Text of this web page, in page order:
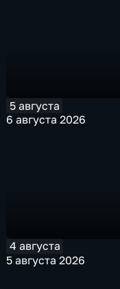
5 августа
6 августа 2026
4 августа
5 августа 2026